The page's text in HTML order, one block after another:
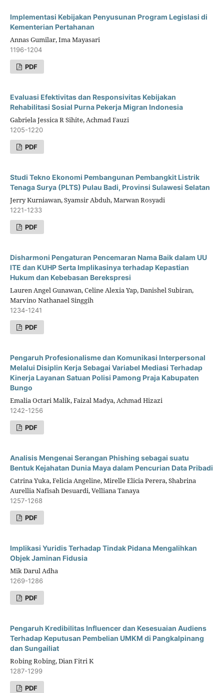
Implementasi Kebijakan Penyusunan Program Legislasi di
Kementerian Pertahanan
Annas Gumilar, Ima Mayasari
1196-1204
PDF
Evaluasi Efektivitas dan Responsivitas Kebijakan
Rehabilitasi Sosial Purna Pekerja Migran Indonesia
Gabriela Jessica R Sihite, Achmad Fauzi
1205-1220
PDF
Studi Tekno Ekonomi Pembangunan Pembangkit Listrik
Tenaga Surya (PLTS) Pulau Badi, Provinsi Sulawesi Selatan
Jerry Kurniawan, Syamsir Abduh, Marwan Rosyadi
1221-1233
PDF
Disharmoni Pengaturan Pencemaran Nama Baik dalam UU
ITE dan KUHP Serta Implikasinya terhadap Kepastian
Hukum dan Kebebasan Berekspresi
Lauren Angel Gunawan, Celine Alexia Yap, Danishel Subiran,
Marvino Nathanael Singgih
1234-1241
PDF
Pengaruh Profesionalisme dan Komunikasi Interpersonal
Melalui Disiplin Kerja Sebagai Variabel Mediasi Terhadap
Kinerja Layanan Satuan Polisi Pamong Praja Kabupaten
Bungo
Emalia Octari Malik, Faizal Madya, Achmad Hizazi
1242-1256
PDF
Analisis Mengenai Serangan Phishing sebagai suatu
Bentuk Kejahatan Dunia Maya dalam Pencurian Data Pribadi
Catrina Yuka, Felicia Angeline, Mirelle Elicia Perera, Shabrina
Aurellia Nafisah Desuardi, Velliana Tanaya
1257-1268
PDF
Implikasi Yuridis Terhadap Tindak Pidana Mengalihkan
Objek Jaminan Fidusia
Mik Darul Adha
1269-1286
PDF
Pengaruh Kredibilitas Influencer dan Kesesuaian Audiens
Terhadap Keputusan Pembelian UMKM di Pangkalpinang
dan Sungailiat
Robing Robing, Dian Fitri K
1287-1299
PDF